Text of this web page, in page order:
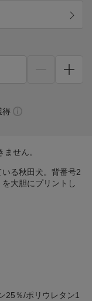
得
せん。
る秋田犬。背番号2
大胆にプリントし
25％/ポリウレタン1